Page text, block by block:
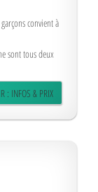
convient à
sont tous deux
: INFOS & PRIX